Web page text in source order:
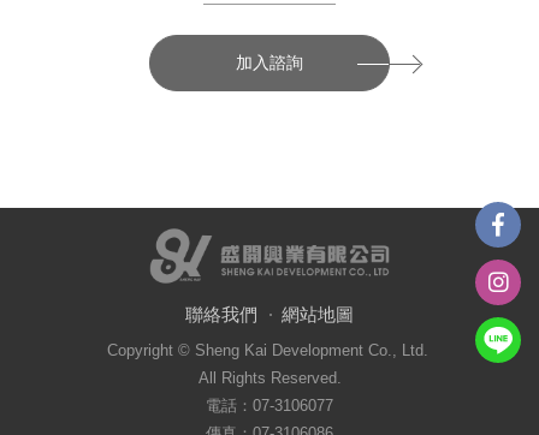
加入諮詢
聯絡我們 網站地圖
Copyright © Sheng Kai Development Co., Ltd.
All Rights Reserved.
電話：07-3106077